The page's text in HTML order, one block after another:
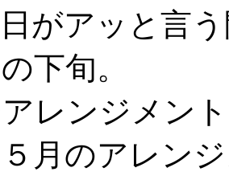
がアッと言う
下旬。
レンジメン
月のアレン